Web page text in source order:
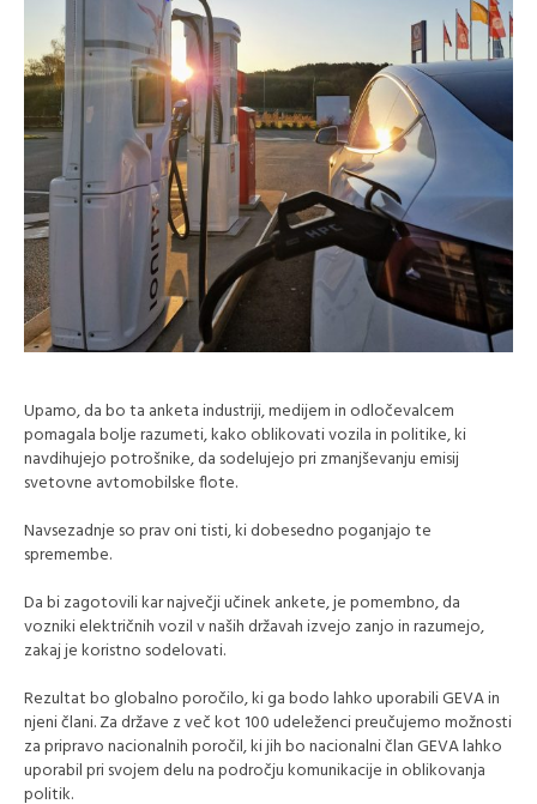
Upamo, da bo ta anketa industriji, medijem in odločevalcem
pomagala bolje razumeti, kako oblikovati vozila in politike, ki
navdihujejo potrošnike, da sodelujejo pri zmanjševanju emisij
svetovne avtomobilske flote.
Navsezadnje so prav oni tisti, ki dobesedno poganjajo te
spremembe.
Da bi zagotovili kar največji učinek ankete, je pomembno, da
vozniki električnih vozil v naših državah izvejo zanjo in razumejo,
zakaj je koristno sodelovati.
Rezultat bo globalno poročilo, ki ga bodo lahko uporabili GEVA in
njeni člani. Za države z več kot 100 udeleženci preučujemo možnosti
za pripravo nacionalnih poročil, ki jih bo nacionalni član GEVA lahko
uporabil pri svojem delu na področju komunikacije in oblikovanja
politik.